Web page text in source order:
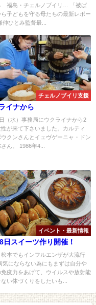
福島・チェルノブイリ… 「被ば
ら子どもを守る母たちの最新レポー
仲ひとみ監督最...
チェルノブイリ支援
イナから
（水）事務局にウクライナから2
が来て下さいました。カルティ
クンさんとイェヴゲーニャ・ドン
ん。 1986年4...
イベント・最新情報
日スイーツ作り開催！
本でもインフルエンザが大流行
気にならない為にもまずは自分や
疫力をあげて、ウイルスや放射能
い体づくりをしたいも...